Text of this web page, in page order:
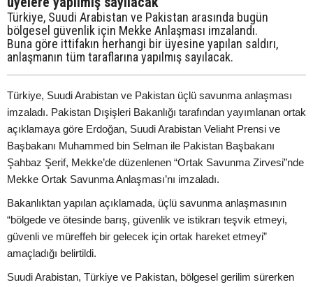
Türkiye, Suudi Arabistan ve Pakistan arasında bugün
bölgesel güvenlik için Mekke Anlaşması imzalandı.
Buna göre ittifakın herhangi bir üyesine yapılan saldırı,
anlaşmanın tüm taraflarına yapılmış sayılacak.
Türkiye, Suudi Arabistan ve Pakistan üçlü savunma anlaşması
imzaladı. Pakistan Dışişleri Bakanlığı tarafından yayımlanan ortak
açıklamaya göre Erdoğan, Suudi Arabistan Veliaht Prensi ve
Başbakanı Muhammed bin Selman ile Pakistan Başbakanı
Şahbaz Şerif, Mekke’de düzenlenen “Ortak Savunma Zirvesi”nde
Mekke Ortak Savunma Anlaşması’nı imzaladı.
Bakanlıktan yapılan açıklamada, üçlü savunma anlaşmasının
“bölgede ve ötesinde barış, güvenlik ve istikrarı teşvik etmeyi,
güvenli ve müreffeh bir gelecek için ortak hareket etmeyi”
amaçladığı belirtildi.
Suudi Arabistan, Türkiye ve Pakistan, bölgesel gerilim sürerken